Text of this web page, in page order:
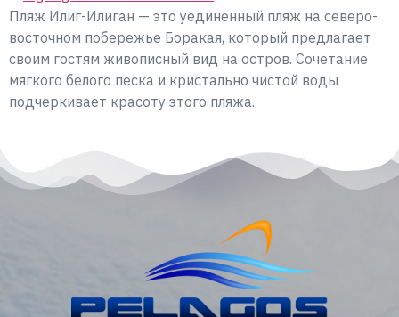
Пляж Илиг-Илигaн — это уединенный пляж на северо-
восточном побережье Боракая, который предлагает
своим гостям живописный вид на остров. Сочетание
мягкого белого песка и кристально чистой воды
подчеркивает красоту этого пляжа.